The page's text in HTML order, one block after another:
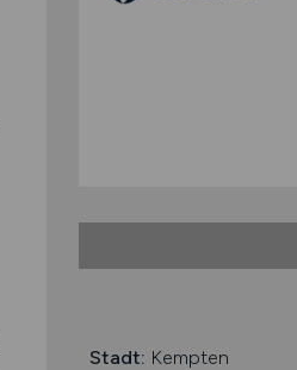
Stadt: Kempten